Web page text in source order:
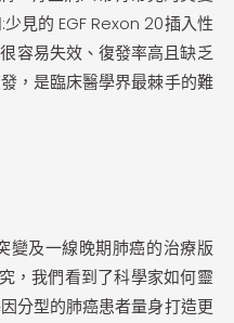
少見的 EGF Rexon 20插入性
容易失效、復發率高且缺乏
，是臨床醫學界最棘手的難
變及一線晚期肺癌的治療版
，我們看到了科學家如何靈
分型的肺癌患者量身打造更